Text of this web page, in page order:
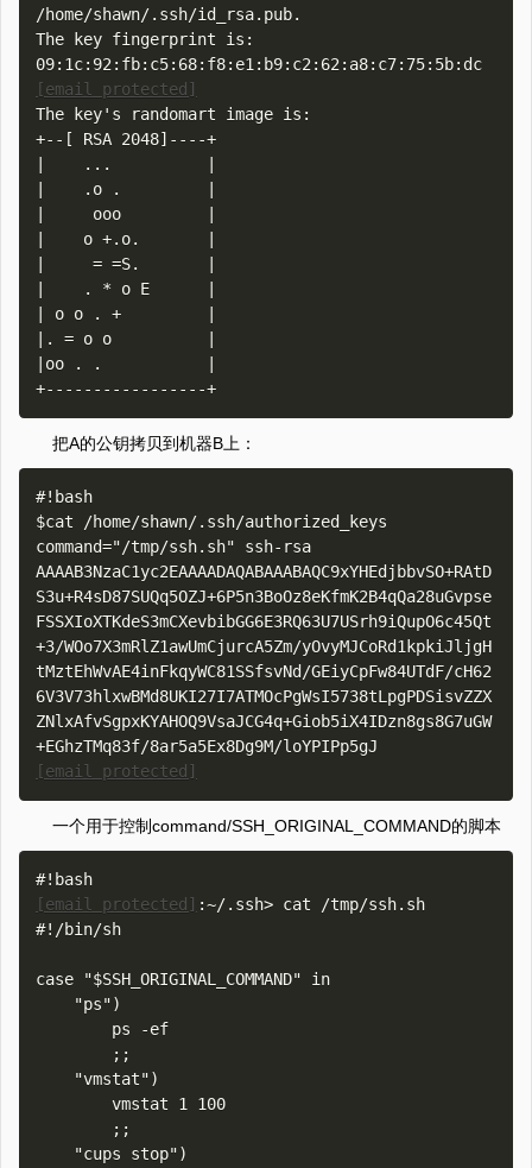
/home/shawn/.ssh/id_rsa.pub.
The key fingerprint is:
[email protected]
The key's randomart image is:
+--[ RSA 2048]----+
|    ...          |
|    .o .         |
|     ooo         |
|    o +.o.       |
|     = =S.       |
|    . * o E      |
| o o . +         |
|. = o o          |
|oo . .           |
把A的公钥拷贝到机器B上：
#!bash
$cat /home/shawn/.ssh/authorized_keys
command="/tmp/ssh.sh" ssh-rsa
AAAAB3NzaC1yc2EAAAADAQABAAABAQC9xYHEdjbbvSO+RAtD
S3u+R4sD87SUQq5OZJ+6P5n3BoOz8eKfmK2B4qQa28uGvpse
FSSXIoXTKdeS3mCXevbibGG6E3RQ63U7USrh9iQupO6c45Qt
+3/WOo7X3mRlZ1awUmCjurcA5Zm/yOvyMJCoRd1kpkiJljgH
tMztEhWvAE4inFkqyWC81SSfsvNd/GEiyCpFw84UTdF/cH62
6V3V73hlxwBMd8UKI27I7ATMOcPgWsI5738tLpgPDSisvZZX
ZNlxAfvSgpxKYAHOQ9VsaJCG4q+Giob5iX4IDzn8gs8G7uGW
[email protected]
一个用于控制command/SSH_ORIGINAL_COMMAND的脚本
[email protected] :~/.ssh> cat /tmp/ssh.sh
#!/bin/sh
case "$SSH_ORIGINAL_COMMAND" in